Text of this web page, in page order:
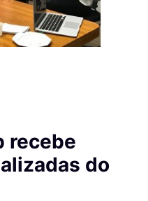
recebe
do